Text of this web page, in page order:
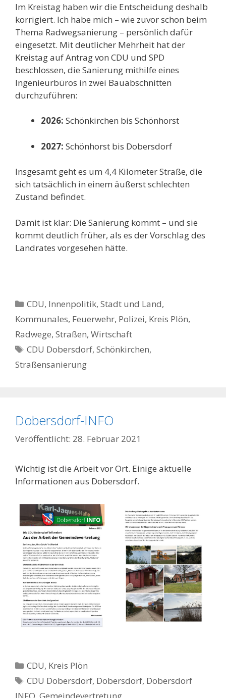
Im Kreistag haben wir die Entscheidung deshalb
korrigiert. Ich habe mich – wie zuvor schon beim
Thema Radwegsanierung – persönlich dafür
eingesetzt. Mit deutlicher Mehrheit hat der
Kreistag auf Antrag von CDU und SPD
beschlossen, die Sanierung mithilfe eines
Ingenieurbüros in zwei Bauabschnitten
durchzuführen:
2026: Schönkirchen bis Schönhorst
2027: Schönhorst bis Dobersdorf
Insgesamt geht es um 4,4 Kilometer Straße, die
sich tatsächlich in einem äußerst schlechten
Zustand befindet.
Damit ist klar: Die Sanierung kommt – und sie
kommt deutlich früher, als es der Vorschlag des
Landrates vorgesehen hätte.
Kategorien
CDU, Innenpolitik, Stadt und Land,
Kommunales, Feuerwehr, Polizei, Kreis Plön,
Radwege, Straßen, Wirtschaft
Schlagwörter
CDU Dobersdorf,Schönkirchen,
Straßensanierung
Dobersdorf-INFO
28. Februar 2021
Wichtig ist die Arbeit vor Ort. Einige aktuelle
Informationen aus Dobersdorf.
Kategorien
CDU, Kreis Plön
Schlagwörter
CDU Dobersdorf, Dobersdorf, Dobersdorf